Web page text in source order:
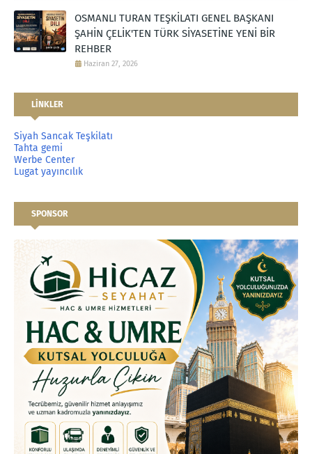
OSMANLI TURAN TEŞKİLATI GENEL BAŞKANI
ŞAHİN ÇELİK'TEN TÜRK SİYASETİNE YENİ BİR
REHBER
Haziran 27, 2026
LİNKLER
Siyah Sancak Teşkilatı
Tahta gemi
Werbe Center
Lugat yayıncılık
SPONSOR